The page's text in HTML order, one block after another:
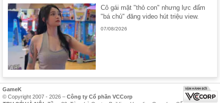
Cô gái mặt "thỏ con" nhưng lực đấm
"bá chủ" đăng video hút triệu view.
07/08/2026
GameK
© Copyright 2007 - 2026 – Công ty Cổ phần VCCorp